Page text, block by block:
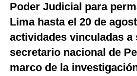
México
España
Internacional
Tecnología
Poder Judicial para
Lima hasta el 20 de
actividades vinculadas a
secretario nacional de
marco de la